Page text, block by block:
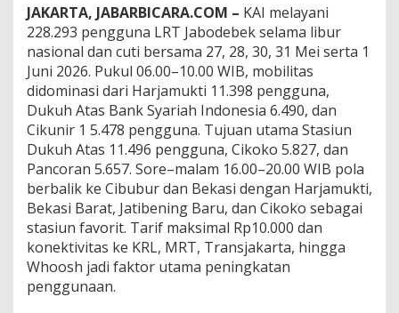
i
h
L
R
T
J
a
b
o
d
e
b
e
k
u
n
JAKARTA, JABARBICARA.COM – KAI melayani
228.293 pengguna LRT Jabodebek selama libur
nasional dan cuti bersama 27, 28, 30, 31 Mei serta 1
Juni 2026. Pukul 06.00–10.00 WIB, mobilitas
didominasi dari Harjamukti 11.398 pengguna,
Dukuh Atas Bank Syariah Indonesia 6.490, dan
Cikunir 1 5.478 pengguna. Tujuan utama Stasiun
Dukuh Atas 11.496 pengguna, Cikoko 5.827, dan
Pancoran 5.657. Sore–malam 16.00–20.00 WIB pola
berbalik ke Cibubur dan Bekasi dengan Harjamukti,
Bekasi Barat, Jatibening Baru, dan Cikoko sebagai
stasiun favorit. Tarif maksimal Rp10.000 dan
konektivitas ke KRL, MRT, Transjakarta, hingga
Whoosh jadi faktor utama peningkatan
penggunaan.